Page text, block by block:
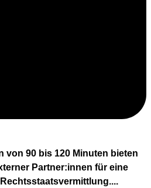
von 90 bis 120 Minuten bieten
Partner:innen für eine